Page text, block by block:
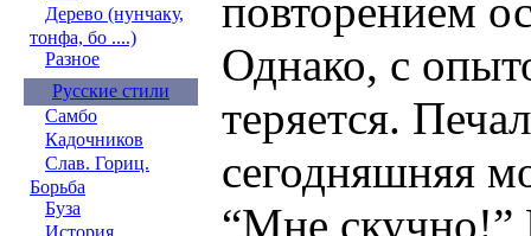
Дерево (нунчаку,
тонфа, бо ....)
Разное
Русские стили
Самбо
Кадочников
Слав. Гориц.
Борьба
Буза
История
повторением
Однако, с
теряется.
сегодняшняя
“Мне скучно!”